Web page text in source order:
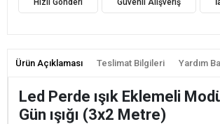
Ürün Açıklaması Teslimat Bilgileri Yardım
Led Perde ışık Eklemeli
Gün ışığı (3x2 Metre)